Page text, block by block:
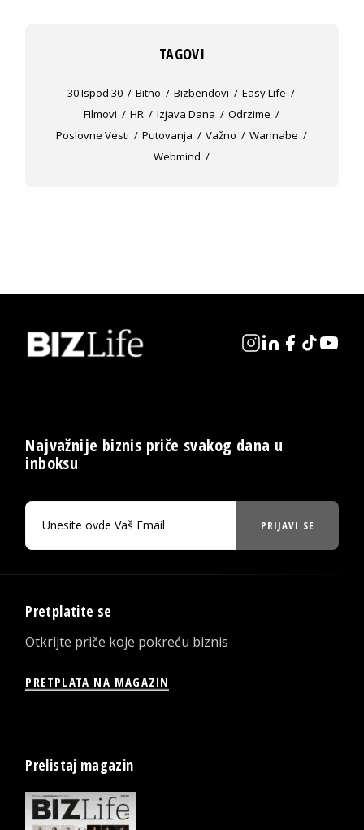
TAGOVI
30 Ispod 30 Bitno Bizbendovi
Easy Life
Filmovi
HR Izjava Dana
Odrzime
Poslovne Vesti
Putovanja Važno
Wannabe
Webmind
Najvažnije biznis priče svakog dana u
inboksu
PRIJAVI SE
Pretplatite se
Otkrijte priče koje pokreću biznis
PRETPLATA NA MAGAZIN
Prelistaj magazin